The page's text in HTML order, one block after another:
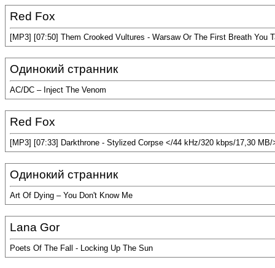
Red Fox
[MP3] [07:50] Them Crooked Vultures - Warsaw Or The First Breath You
Одинокий странник
AC/DC – Inject The Venom
Red Fox
[MP3] [07:33] Darkthrone - Stylized Corpse </44 kHz/320 kbps/17,30 MB/
Одинокий странник
Art Of Dying – You Don't Know Me
Lana Gor
Poets Of The Fall - Locking Up The Sun